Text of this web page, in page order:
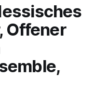
Offener